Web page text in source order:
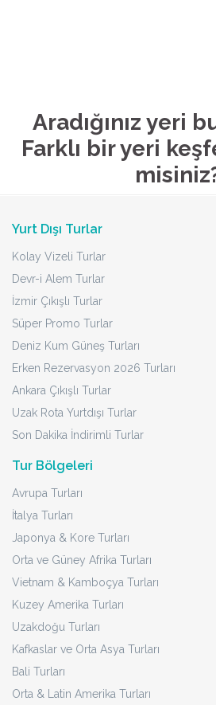
Aradığınız yeri
Farklı bir yeri
Yurt Dışı Turlar
Kolay Vizeli Turlar
Devr-i Alem Turlar
İzmir Çıkışlı Turlar
Süper Promo Turlar
Deniz Kum Güneş Turları
Erken Rezervasyon 2026 Turları
Ankara Çıkışlı Turlar
Uzak Rota Yurtdışı Turlar
Son Dakika İndirimli Turlar
Tur Bölgeleri
Avrupa Turları
İtalya Turları
Japonya & Kore Turları
Orta ve Güney Afrika Turları
Vietnam & Kamboçya Turları
Kuzey Amerika Turları
Uzakdoğu Turları
Kafkaslar ve Orta Asya Turları
Bali Turları
Orta & Latin Amerika Turları